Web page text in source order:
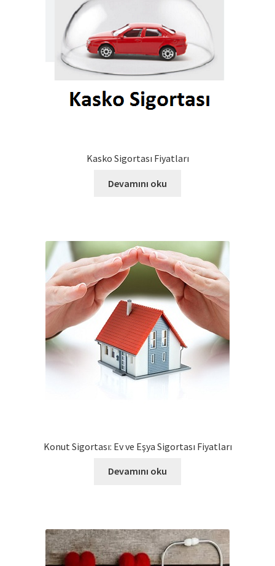
Kasko Sigortası Fiyatları
Devamını oku
Konut Sigortası: Ev ve Eşya Sigortası Fiyatları
Devamını oku